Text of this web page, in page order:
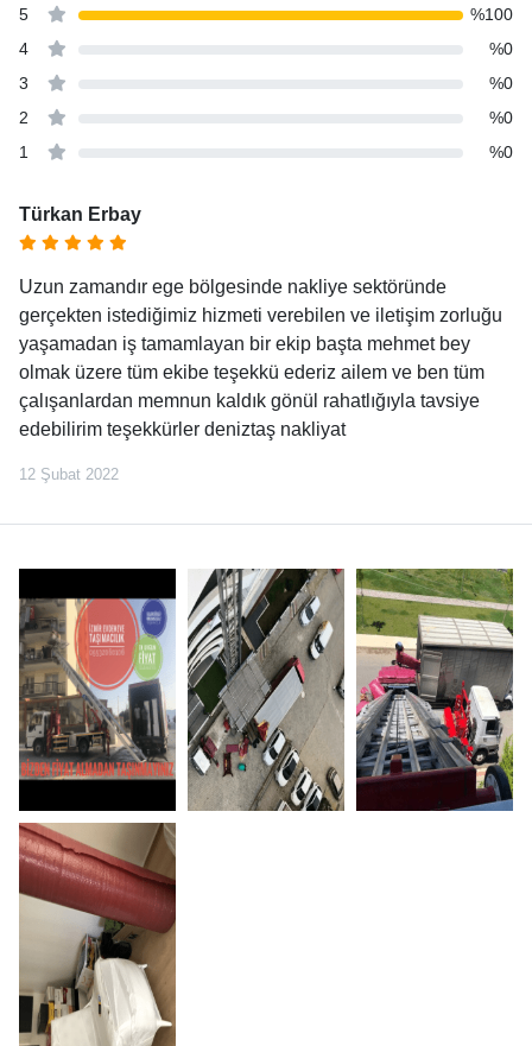
5
%100
4
%0
3
%0
2
%0
1
%0
Türkan Erbay
Uzun zamandır ege bölgesinde nakliye sektöründe
gerçekten istediğimiz hizmeti verebilen ve iletişim zorluğu
yaşamadan iş tamamlayan bir ekip başta mehmet bey
olmak üzere tüm ekibe teşekkü ederiz ailem ve ben tüm
çalışanlardan memnun kaldık gönül rahatlığıyla tavsiye
edebilirim teşekkürler deniztaş nakliyat
12 Şubat 2022